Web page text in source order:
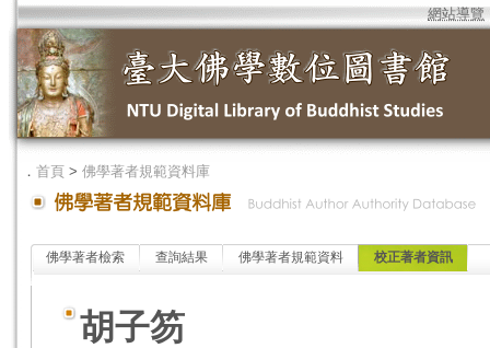
網站導覽
． 首頁 > 佛學著者規範資料庫
佛學著者檢索 查詢結果 佛學著者規範資料 校正著者資訊
胡子笏